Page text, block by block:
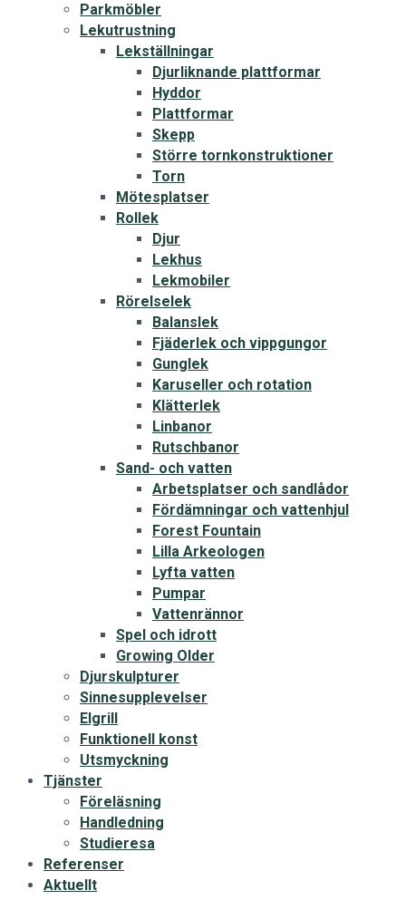
Parkmöbler
Lekutrustning
Lekställningar
Djurliknande plattformar
Hyddor
Plattformar
Skepp
Större tornkonstruktioner
Torn
Mötesplatser
Rollek
Djur
Lekhus
Lekmobiler
Rörelselek
Balanslek
Fjäderlek och vippgungor
Gunglek
Karuseller och rotation
Klätterlek
Linbanor
Rutschbanor
Sand- och vatten
Arbetsplatser och sandlådor
Fördämningar och vattenhjul
Forest Fountain
Lilla Arkeologen
Lyfta vatten
Pumpar
Vattenrännor
Spel och idrott
Growing Older
Djurskulpturer
Sinnesupplevelser
Elgrill
Funktionell konst
Utsmyckning
Tjänster
Föreläsning
Handledning
Studieresa
Referenser
Aktuellt